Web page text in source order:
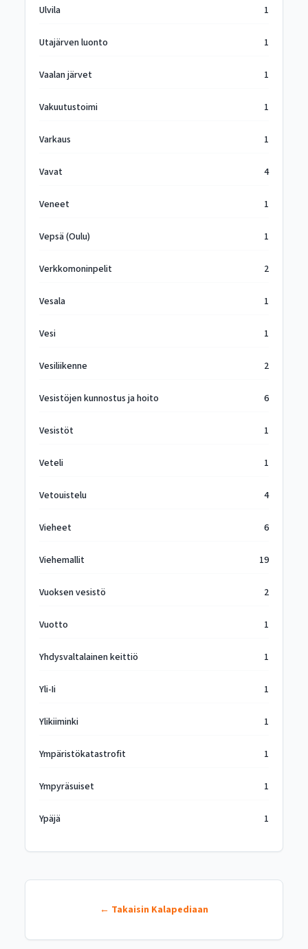
Ulvila 1
Utajärven luonto 1
Vaalan järvet 1
Vakuutustoimi 1
Varkaus 1
Vavat 4
Veneet 1
Vepsä (Oulu) 1
Verkkomoninpelit 2
Vesala 1
Vesi 1
Vesiliikenne 2
Vesistöjen kunnostus ja hoito 6
Vesistöt 1
Veteli 1
Vetouistelu 4
Vieheet 6
Viehemallit 19
Vuoksen vesistö 2
Vuotto 1
Yhdysvaltalainen keittiö 1
Yli-Ii 1
Ylikiiminki 1
Ympäristökatastrofit 1
Ympyräsuiset 1
Ypäjä 1
← Takaisin Kalapediaan